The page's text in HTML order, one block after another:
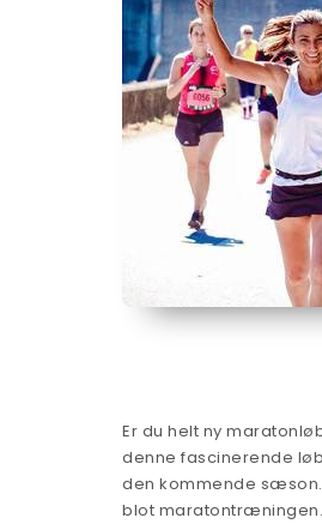
Er du helt ny
denne fascinerende
den kommende
blot